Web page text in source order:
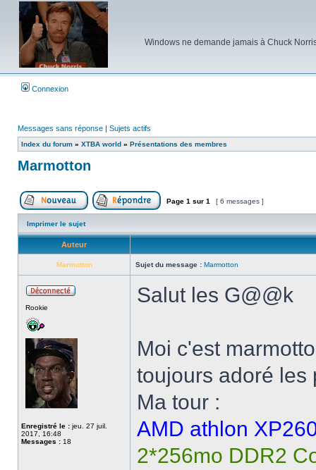
Windows ne demande jamais à Chuck
Connexion
Messages sans réponse | Sujets actifs
Index du forum » XTBA world » Présentations des membres
Marmotton
Poster un nouveau sujetRépondre au sujet
Page 1 sur 1 [ 6 messages ]
Imprimer le sujet
Auteur
Marmotton Sujet du message : Marmotton
Rookie
Enregistré le : jeu. 27 juil.
2017, 16:48
Messages : 18
Salut les G@@k
Moi c'est
toujours adoré les
Ma tour :
AMD athlon
2*256mo DDR2